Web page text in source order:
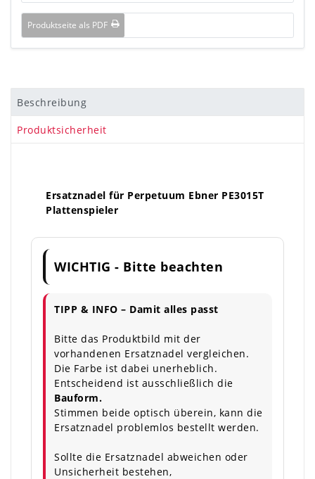
Produktseite als PDF
Beschreibung
Produktsicherheit
Ersatznadel für Perpetuum Ebner PE3015T
Plattenspieler
WICHTIG - Bitte beachten
TIPP & INFO – Damit alles passt
Bitte das Produktbild mit der
vorhandenen Ersatznadel vergleichen.
Die Farbe ist dabei unerheblich.
Entscheidend ist ausschließlich die
Bauform.
Stimmen beide optisch überein, kann die
Ersatznadel problemlos bestellt werden.
Sollte die Ersatznadel abweichen oder
Unsicherheit bestehen,